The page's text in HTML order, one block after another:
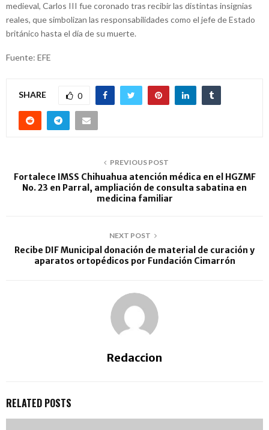
medieval, Carlos III fue coronado tras recibir las distintas insignias
reales, que simbolizan las responsabilidades como el jefe de Estado
británico hasta el día de su muerte.
Fuente: EFE
SHARE 0
PREVIOUS POST
Fortalece IMSS Chihuahua atención médica en el HGZMF
No. 23 en Parral, ampliación de consulta sabatina en
medicina familiar
NEXT POST
Recibe DIF Municipal donación de material de curación y
aparatos ortopédicos por Fundación Cimarrón
Redaccion
RELATED POSTS